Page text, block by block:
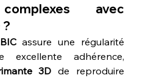
avec
assure une régularité
excellente adhérence,
3D de reproduire